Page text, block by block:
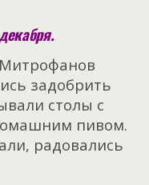
задобрить
столы с
пивом.
радовались